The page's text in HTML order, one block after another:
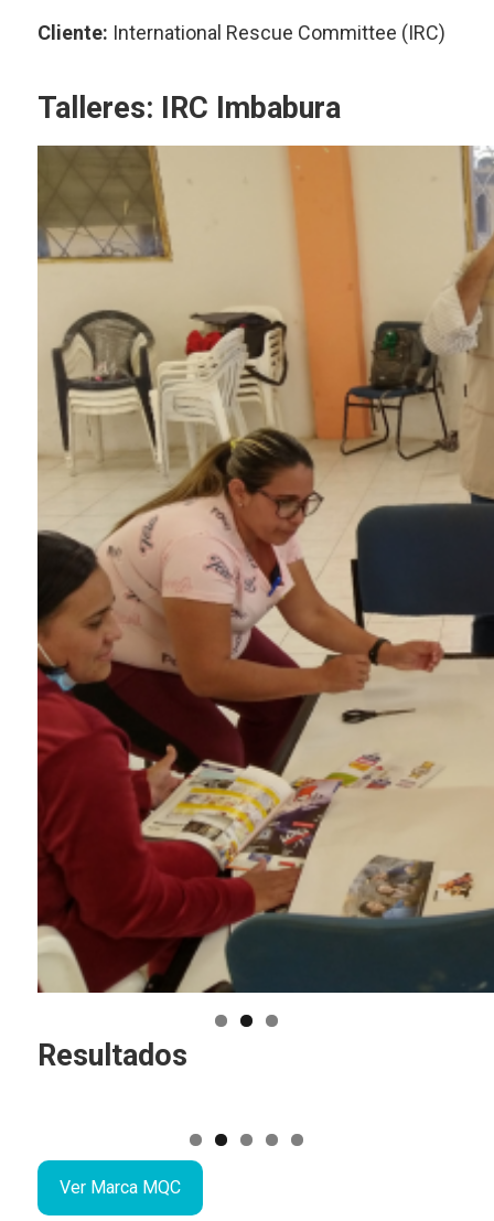
Cliente: International Rescue Committee (IRC)
Talleres: IRC Imbabura
Resultados
Ver Marca MQC